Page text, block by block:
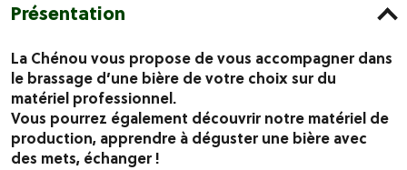
Présentation
La Chénou vous propose de vous accompagner dans
le brassage d’une bière de votre choix sur du
matériel professionnel.
Vous pourrez également découvrir notre matériel de
production, apprendre à déguster une bière avec
des mets, échanger !